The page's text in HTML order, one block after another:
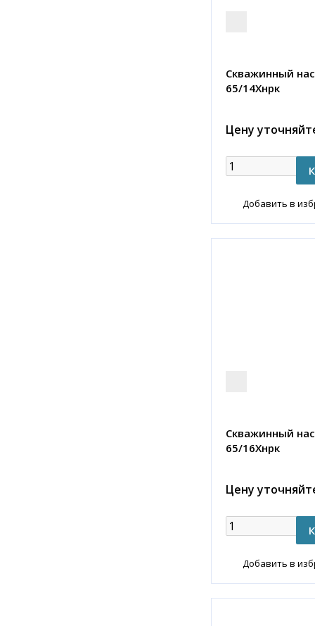
Скважинный
65/14Хнрк
Цену
Добавить в
Скважинный
65/16Хнрк
Цену
Добавить в